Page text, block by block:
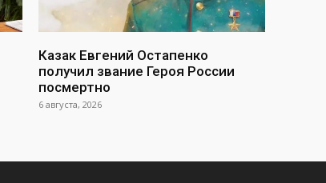
Казак Евгений Остапенко
получил звание Героя России
посмертно
6 августа, 2026